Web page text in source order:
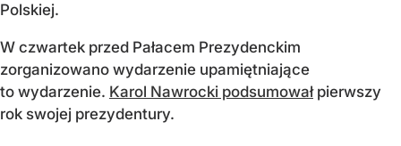
Polskiej.
W czwartek przed Pałacem Prezydenckim
zorganizowano wydarzenie upamiętniające
to wydarzenie. Karol Nawrocki podsumowałpierwszy
rok swojej prezydentury.